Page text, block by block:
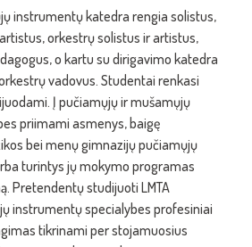
instrumentų katedra rengia solistus,
orkestrų solistus ir artistus,
o kartu su dirigavimo katedra
vadovus. Studentai renkasi
Į pučiamųjų ir mušamųjų
priimami asmenys, baigę
bei menų gimnazijų pučiamųjų
turintys jų mokymo programas
Pretendentų studijuoti LMTA
instrumentų specialybes profesiniai
tikrinami per stojamuosius